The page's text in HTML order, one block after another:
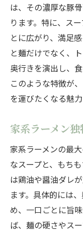
は、その濃厚な豚
ります。特に、ス
とに広がり、満足
と麺だけでなく、
奥行きを演出し、
このような特徴が
を運びたくなる魅
家系ラーメン
家系ラーメンの最
なスープと、もち
は鶏油や醤油ダレ
ます。具体的には
め、一口ごとに旨
ば、麺の硬さやス